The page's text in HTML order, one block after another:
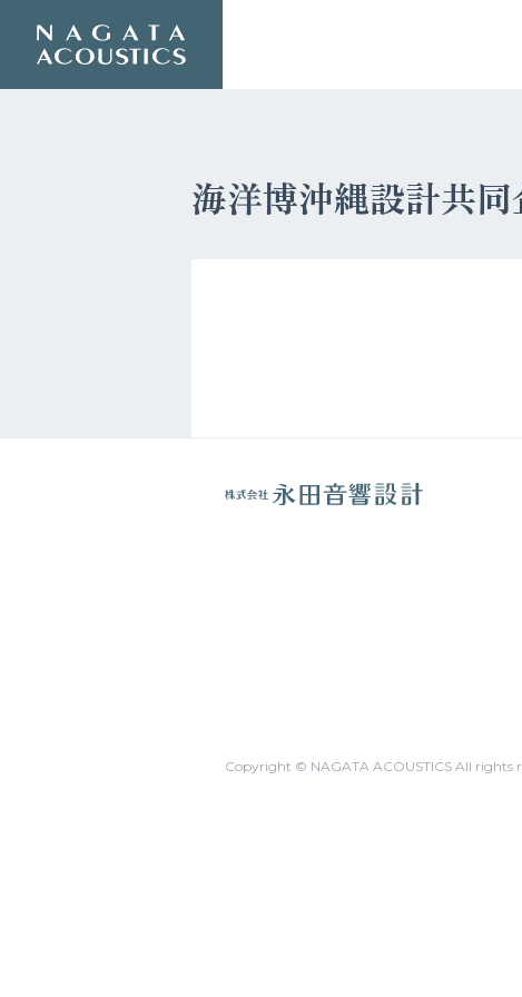
海洋博沖縄設計共
Copyright © NAGATA ACOUSTICS All rights